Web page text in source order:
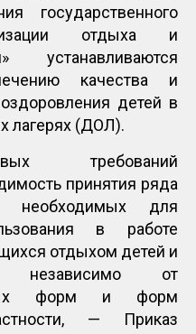
государственного
отдыха и
устанавливаются
качества и
детей в
лагерях (ДОЛ).
требований
принятия ряда
необходимых для
в работе
отдыхом детей и
независимо от
форм и форм
— Приказ